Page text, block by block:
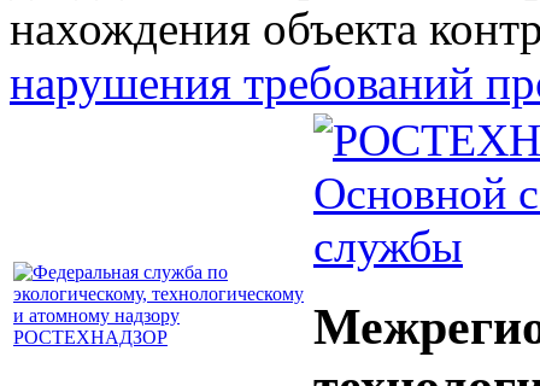
нахождения объекта
нарушения требований
Основной
службы